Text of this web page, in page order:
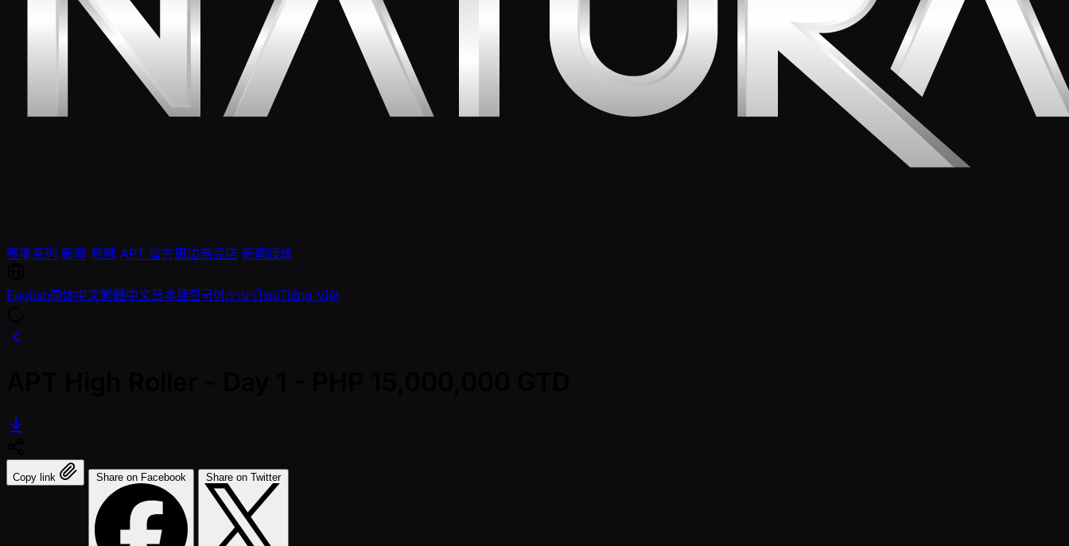
赛事系列 新闻 视频 APT 官方周边商品店 新闻媒体
English简体中文繁體中文日本語한국어ภาษาไทยTiếng Việt
Copy link Share on Facebook Share on Twitter